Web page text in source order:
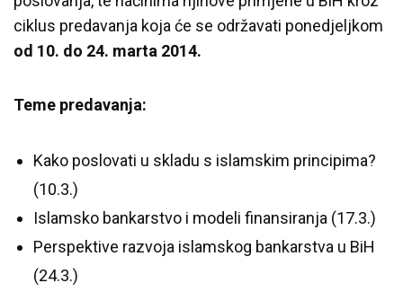
ciklus predavanja koja će se održavati ponedjeljkom
od 10. do 24. marta 2014.
Teme predavanja:
Kako poslovati u skladu s islamskim principima?
(10.3.)
Islamsko bankarstvo i modeli finansiranja (17.3.)
Perspektive razvoja islamskog bankarstva u BiH
(24.3.)